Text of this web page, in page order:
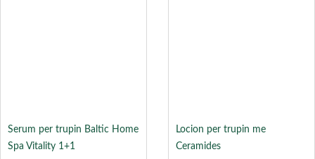
Serum per trupin Baltic Home
Spa Vitality 1+1
Locion per trupin me
Ceramides